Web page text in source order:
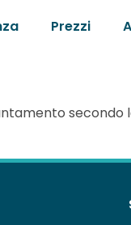
Prezzi
secondo